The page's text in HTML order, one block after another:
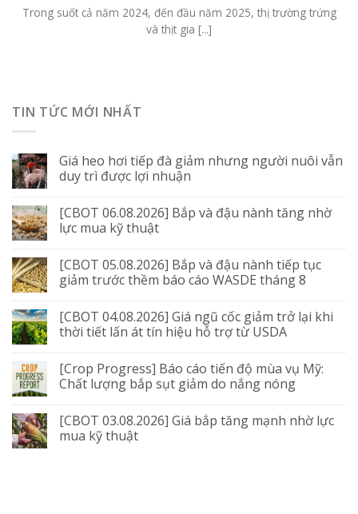
Trong suốt cả năm 2024, đến đầu năm 2025, thị trường trứng
và thịt gia [...]
TIN TỨC MỚI NHẤT
Giá heo hơi tiếp đà giảm nhưng người nuôi vẫn
duy trì được lợi nhuận
[CBOT 06.08.2026] Bắp và đậu nành tăng nhờ
lực mua kỹ thuật
[CBOT 05.08.2026] Bắp và đậu nành tiếp tục
giảm trước thềm báo cáo WASDE tháng 8
[CBOT 04.08.2026] Giá ngũ cốc giảm trở lại khi
thời tiết lấn át tín hiệu hỗ trợ từ USDA
[Crop Progress] Báo cáo tiến độ mùa vụ Mỹ:
Chất lượng bắp sụt giảm do nắng nóng
[CBOT 03.08.2026] Giá bắp tăng mạnh nhờ lực
mua kỹ thuật